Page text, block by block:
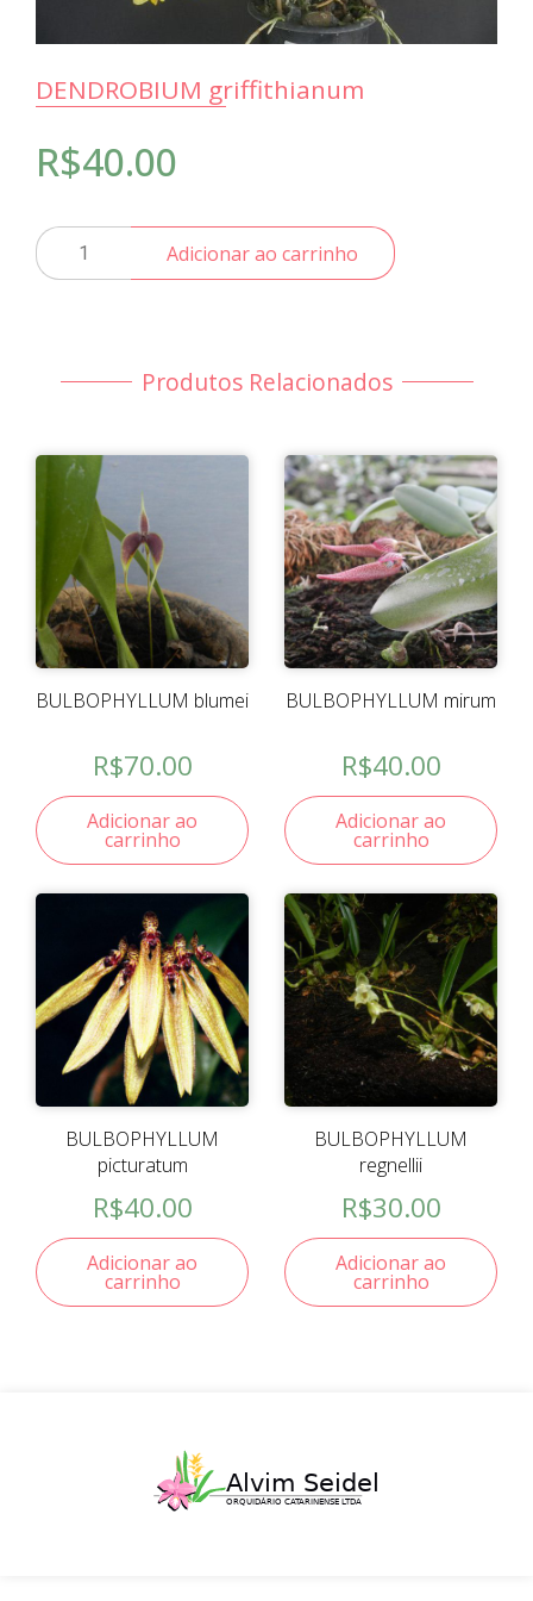
DENDROBIUM griffithianum
R$40.00
DENDROBIUM
griffithianum
Adicionar ao carrinho
Produtos Relacionados
BULBOPHYLLUM blumei
R$70.00
Adicionar ao
carrinho
BULBOPHYLLUM mirum
R$40.00
Adicionar ao
carrinho
BULBOPHYLLUM
picturatum
R$40.00
Adicionar ao
carrinho
BULBOPHYLLUM
regnellii
R$30.00
Adicionar ao
carrinho